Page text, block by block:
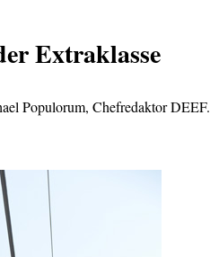
Extraklasse
Populorum, Chefredaktor DEEF.